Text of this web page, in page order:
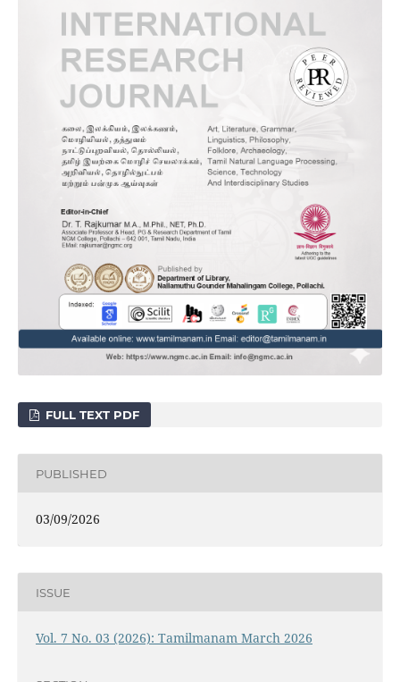
FULL TEXT PDF
PUBLISHED
03/09/2026
ISSUE
Vol. 7 No. 03 (2026): Tamilmanam March 2026